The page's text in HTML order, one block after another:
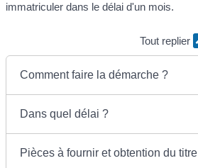
immatriculer dans le délai d'un mois.
Tout replier
Comment faire la démarche ?
Dans quel délai ?
Pièces à fournir et obtention du titre